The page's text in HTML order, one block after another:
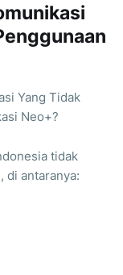
tidak
di antaranya: